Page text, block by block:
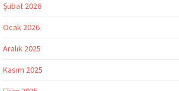
Şubat 2026
Ocak 2026
Aralık 2025
Kasım 2025